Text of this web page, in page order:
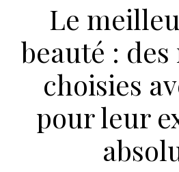
Le
beauté :
choisies
pour leur